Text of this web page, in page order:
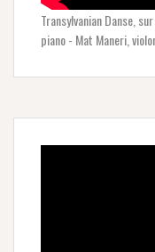
Transylvanian Danse,
piano - Mat Maneri,